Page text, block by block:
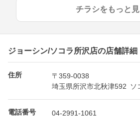
チラシをもっと
ジョーシン/ソコラ所沢店の店舗詳細
住所
〒359-0038
埼玉県所沢市北秋津592 ソ
電話番号 04-2991-1061